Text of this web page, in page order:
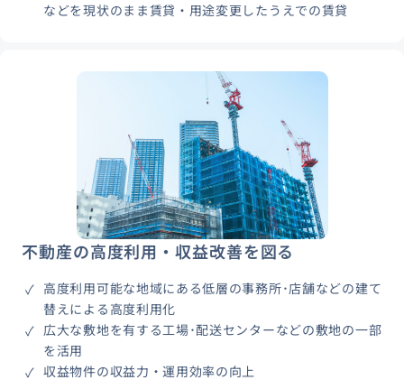
などを現状のまま賃貸・用途変更したうえでの賃貸
不動産の高度利用・収益改善を図る
高度利用可能な地域にある低層の事務所･店舗などの建て
替えによる高度利用化
広大な敷地を有する工場･配送センターなどの敷地の一部
を活用
収益物件の収益力・運用効率の向上